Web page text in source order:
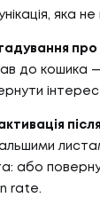
яка
про
до кошика —
інтерес
або
rate.